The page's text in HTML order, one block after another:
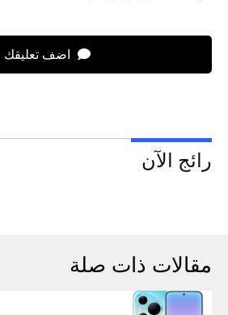
اضف تعليقك
رائج الآن
مقالات ذات صلة